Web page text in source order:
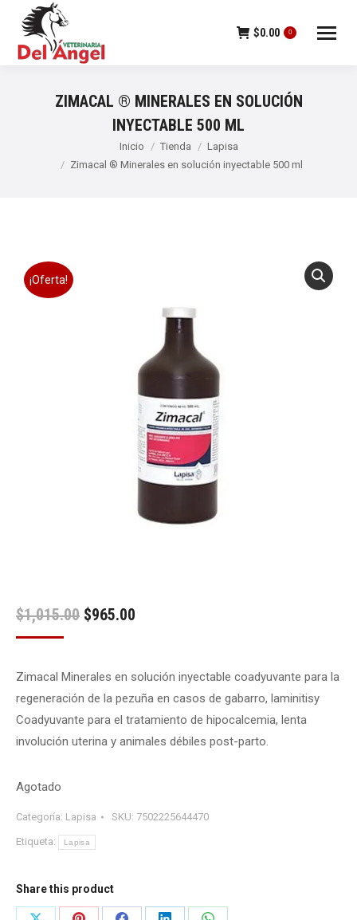
$0.00 0
ZIMACAL ® MINERALES EN SOLUCIÓN
INYECTABLE 500 ML
Inicio Tienda
Lapisa
Zimacal ® Minerales en solución inyectable 500 ml
¡Oferta!
$1,015.00 Original
$1,015.00.
$965.00
$965.00.
Zimacal Minerales en solución inyectable coadyuvante para la
regeneración de la pezuña en casos de gabarro, laminitisy
Coadyuvante para el tratamiento de hipocalcemia, lenta
involución uterina y animales débiles post-parto.
Agotado
Categoría: Lapisa SKU: 7502225644470
Etiqueta: Lapisa
Share this product